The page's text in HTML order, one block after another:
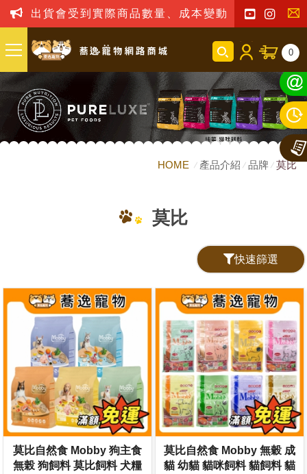
出貨會受到實際商品數量、成本變動之影響，我
聯
我
們
0
HOME 產品介紹 品牌 莫比
莫比
快速篩選
莫比自然食 Mobby 狗主食
無榖 狗飼料 莫比飼料 犬糧
莫比自然食 Mobby 無穀 成
貓 幼貓 貓咪飼料 貓飼料 貓